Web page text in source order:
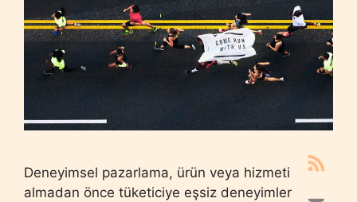
Deneyimsel pazarlama, ürün veya hizmeti
almadan önce tüketiciye eşsiz deneyimler